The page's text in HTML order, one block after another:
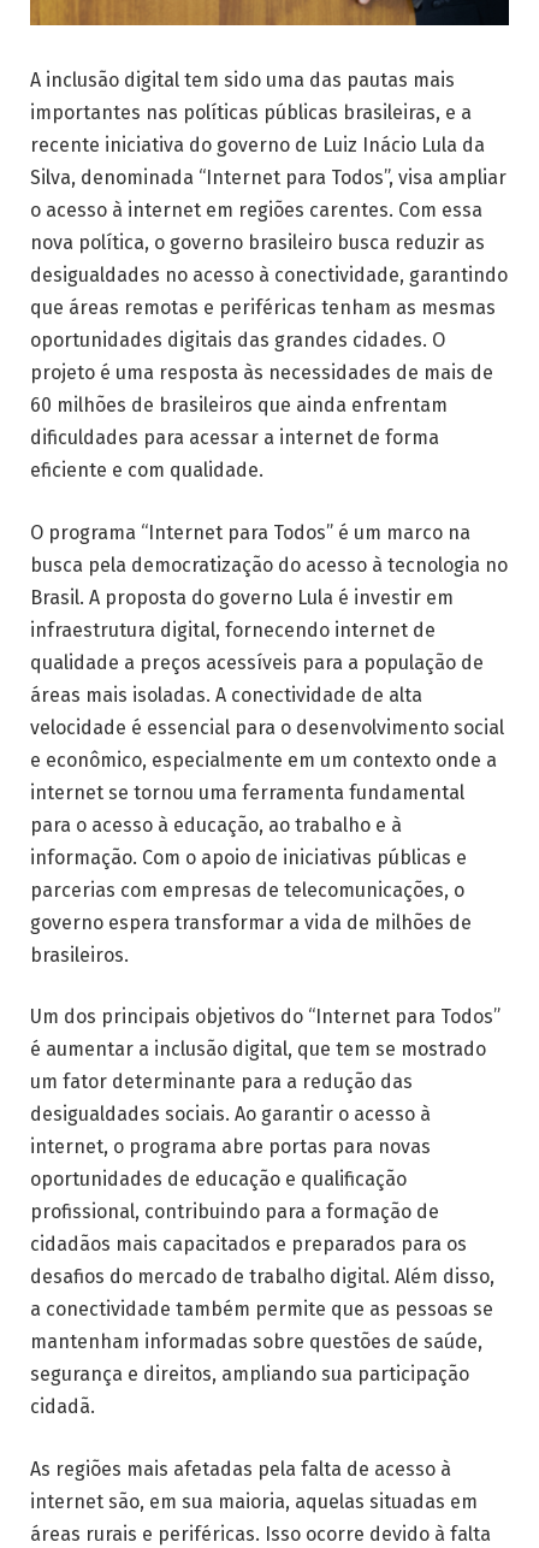
A inclusão digital tem sido uma das pautas mais
importantes nas políticas públicas brasileiras, e a
recente iniciativa do governo de Luiz Inácio Lula da
Silva, denominada “Internet para Todos”, visa ampliar
o acesso à internet em regiões carentes. Com essa
nova política, o governo brasileiro busca reduzir as
desigualdades no acesso à conectividade, garantindo
que áreas remotas e periféricas tenham as mesmas
oportunidades digitais das grandes cidades. O
projeto é uma resposta às necessidades de mais de
60 milhões de brasileiros que ainda enfrentam
dificuldades para acessar a internet de forma
eficiente e com qualidade.
O programa “Internet para Todos” é um marco na
busca pela democratização do acesso à tecnologia no
Brasil. A proposta do governo Lula é investir em
infraestrutura digital, fornecendo internet de
qualidade a preços acessíveis para a população de
áreas mais isoladas. A conectividade de alta
velocidade é essencial para o desenvolvimento social
e econômico, especialmente em um contexto onde a
internet se tornou uma ferramenta fundamental
para o acesso à educação, ao trabalho e à
informação. Com o apoio de iniciativas públicas e
parcerias com empresas de telecomunicações, o
governo espera transformar a vida de milhões de
brasileiros.
Um dos principais objetivos do “Internet para Todos”
é aumentar a inclusão digital, que tem se mostrado
um fator determinante para a redução das
desigualdades sociais. Ao garantir o acesso à
internet, o programa abre portas para novas
oportunidades de educação e qualificação
profissional, contribuindo para a formação de
cidadãos mais capacitados e preparados para os
desafios do mercado de trabalho digital. Além disso,
a conectividade também permite que as pessoas se
mantenham informadas sobre questões de saúde,
segurança e direitos, ampliando sua participação
cidadã.
As regiões mais afetadas pela falta de acesso à
internet são, em sua maioria, aquelas situadas em
áreas rurais e periféricas. Isso ocorre devido à falta